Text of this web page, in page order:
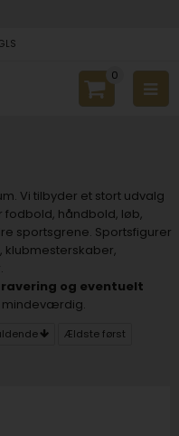
0
Vi tilbyder et stort udvalg
fodbold, håndbold, løb,
sportsgrene. Sportsfigurer
og eventuelt
mindeværdig.
Ældste først